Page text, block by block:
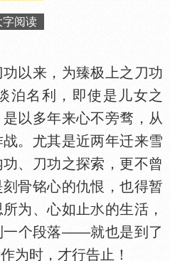
字阅读
以来，为臻极上之刀功
泊名利，即使是儿女之
以多年来心不旁骛，从
。尤其是近两年迁来雪
、刀功之探索，更不曾
骨铭心的仇恨，也得暂
为、心如止
的生活，
一个段落——就也是到了
为时，才行告止！